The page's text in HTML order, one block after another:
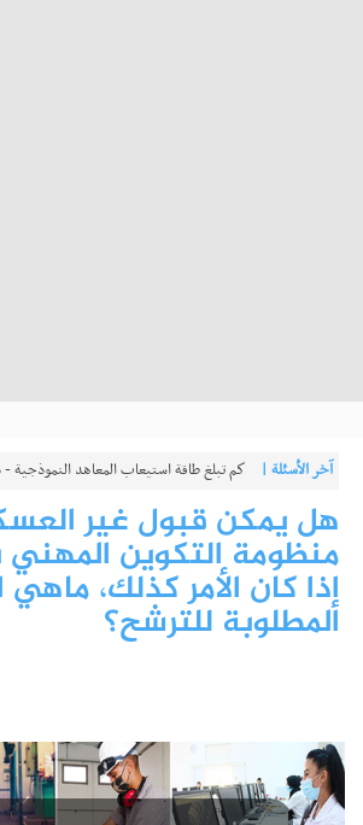
آخر الأسئلة | كم تبلغ طاقة استيعاب المعاهد النموذجية -
هل يمكن قبول غير
منظومة التكوين
إذا كان الأمر كذلك،
المطلوبة للترشح؟